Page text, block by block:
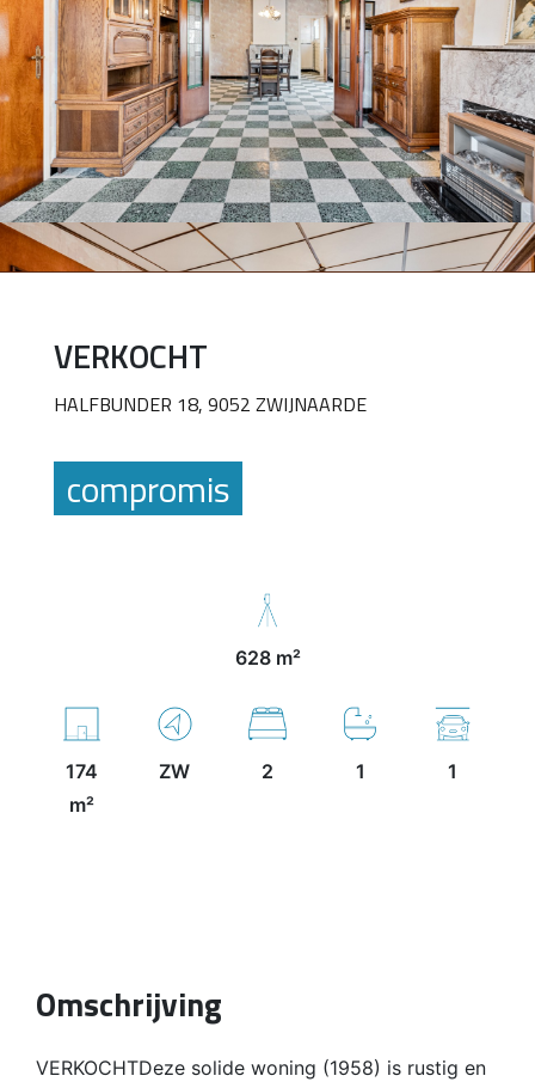
VERKOCHT
HALFBUNDER 18, 9052 ZWIJNAARDE
compromis
628 m²
174
m²
ZW 2 1 1
Omschrijving
VERKOCHTDeze solide woning (1958) is rustig en